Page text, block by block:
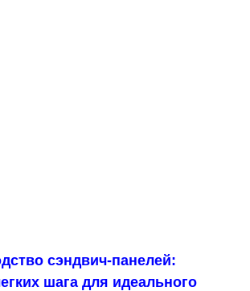
сэндвич-панелей:
шага для идеального